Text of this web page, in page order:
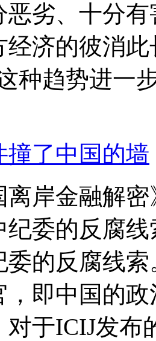
恶劣、十分
经济的彼消
种趋势进一
撞了中国的墙
离岸金融解
纪委的反腐
委的反腐线
，即中国的
对于ICIJ发布